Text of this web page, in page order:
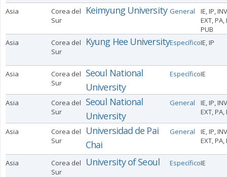
Asia
Corea del
Sur
Keimyung University General
IE, IP,
EXT, PA,
PUB
Asia
Corea del
Sur
Kyung Hee UniversityEspecíficoIE, IP
Asia
Corea del
Sur
Seoul National
University
EspecíficoIE
Asia
Corea del
Sur
Seoul National
University
General
IE, IP,
EXT, PA,
Asia
Corea del
Sur
Universidad de Pai
Chai
General
IE, IP,
EXT, PA,
Asia
Corea del
Sur
University of Seoul EspecíficoIE